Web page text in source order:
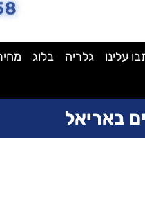
עלינו גלריה בלוג
באריאל